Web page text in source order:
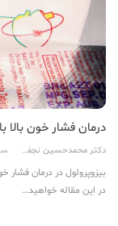
درمان فشار خون بالا
دکتر محمدحسین نجفی
بیزوپرولول در درمان فشار
در این مقاله خواهید…